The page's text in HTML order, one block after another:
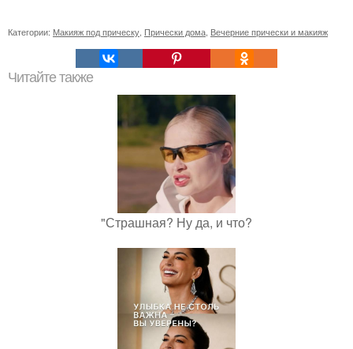
Категории: Макияж под прическу Прически дома Вечерние прически и макияж
Читайте также
"Страшная? Ну да, и что?